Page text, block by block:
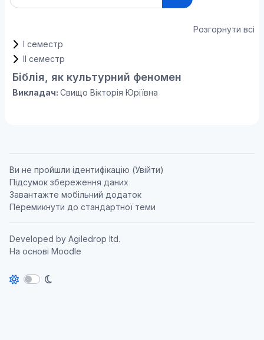
Пошук курсів
Розгорнути всі
І семестр
ІІ семестр
Біблія, як культурний феномен
Викладач: Свищо Вікторія Юріївна
Ви не пройшли ідентифікацію (Увійти)
Підсумок збереження даних
Завантажте мобільний додаток
Перемикнути до стандартної теми
Developed by Agiledrop ltd.
На основі Moodle